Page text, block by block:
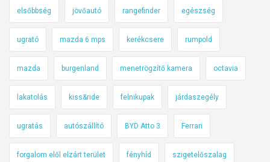
elsőbbség jövőautó rangefinder egészség
ugrató mazda 6 mps kerékcsere rumpold
mazda burgenland menetrögzítő kamera octavia
lakatolás kiss&ride felnikupak járdaszegély
ugratás autószállító BYD Atto 3 Ferrari
forgalom elől elzárt terület fényhíd szigetelőszalag